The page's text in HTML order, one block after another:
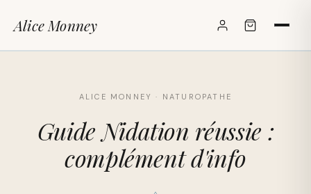
Alice Monney
ALICE MONNEY · NATUROPATHE
Guide Nidation réussie :
complément d'info